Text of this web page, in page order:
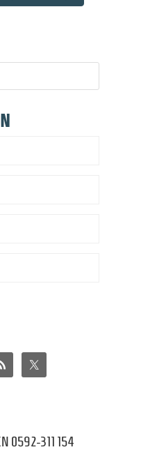
0592-311 154